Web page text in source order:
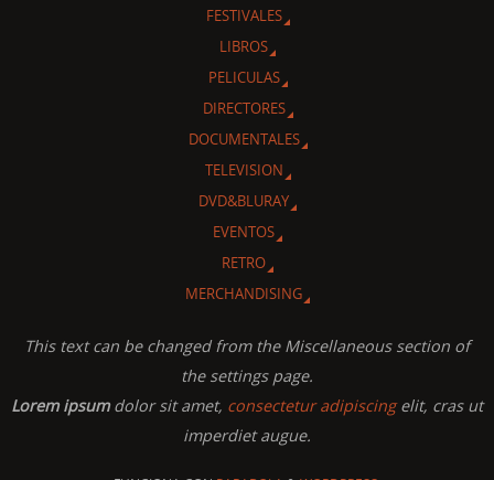
FESTIVALES
LIBROS
PELICULAS
DIRECTORES
DOCUMENTALES
TELEVISION
DVD&BLURAY
EVENTOS
RETRO
MERCHANDISING
This text can be changed from the Miscellaneous section of
the settings page.
Lorem ipsumdolor sit amet, consectetur adipiscingelit, cras ut
imperdiet augue.